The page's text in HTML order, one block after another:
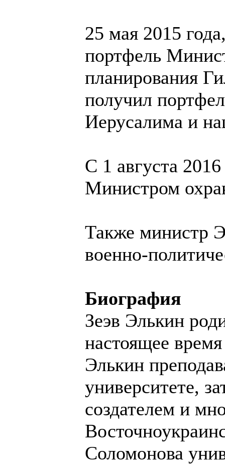
25 мая 2015
портфель
планирования
получил
Иерусалима и
С 1 августа
Министром
Также министр
военно-
Биография
Зеэв Элькин
настоящее
Элькин
университете,
создателем и
Соломонова